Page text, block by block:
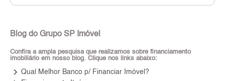
Blog do Grupo SP Imóvel
Confira a ampla pesquisa que realizamos sobre financiamento
imobiliário em nosso blog. Clique nos links abaixo:
keyboard_arrow_right Qual Melhor Banco p/ Financiar Imóvel?